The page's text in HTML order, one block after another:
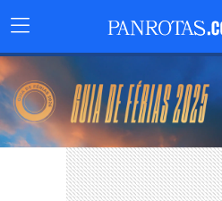
Menu
Principal